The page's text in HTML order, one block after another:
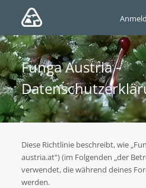
Funga Austria -
Diese Richtlinie beschreibt, wie
austria.at“) (im Folgenden „der
verwendet, die während deines
werden.